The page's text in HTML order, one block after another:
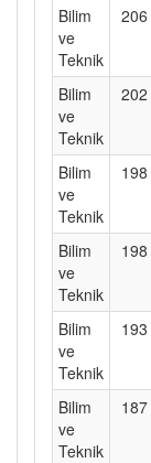
Bilim
ve
Teknik
206
Bilim
ve
Teknik
202
Bilim
ve
Teknik
198
Bilim
ve
Teknik
198
Bilim
ve
Teknik
193
Bilim
ve
Teknik
187